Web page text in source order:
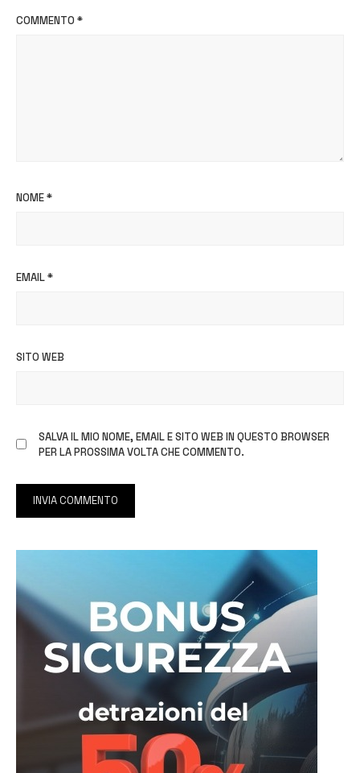
COMMENTO *
NOME*
EMAIL*
SITO WEB
SALVA IL MIO NOME, EMAIL E SITO WEB IN QUESTO BROWSER
PER LA PROSSIMA VOLTA CHE COMMENTO.